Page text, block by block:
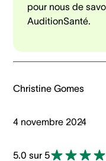
pour nous de
AuditionSanté.
Christine Gomes
4 novembre 2024
5.0 sur 5